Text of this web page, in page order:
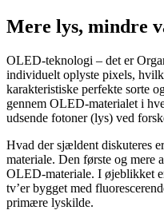
Mere lys, mindre
OLED-teknologi – det er
individuelt oplyste pixels,
karakteristiske perfekte sorte
gennem OLED-materialet i
udsende fotoner (lys) ved
Hvad der sjældent diskuteres
materiale. Den første og mere
OLED-materiale. I øjeblikket
tv’er bygget med
primære lyskilde.